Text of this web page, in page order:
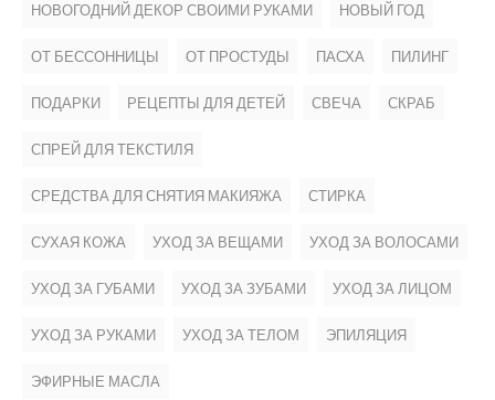
НОВОГОДНИЙ ДЕКОР СВОИМИ РУКАМИ НОВЫЙ ГОД
ОТ БЕССОННИЦЫ ОТ ПРОСТУДЫ ПАСХА ПИЛИНГ
ПОДАРКИ РЕЦЕПТЫ ДЛЯ ДЕТЕЙ СВЕЧА СКРАБ
СПРЕЙ ДЛЯ ТЕКСТИЛЯ
СРЕДСТВА ДЛЯ СНЯТИЯ МАКИЯЖА СТИРКА
СУХАЯ КОЖА УХОД ЗА ВЕЩАМИ УХОД ЗА ВОЛОСАМИ
УХОД ЗА ГУБАМИ УХОД ЗА ЗУБАМИ УХОД ЗА ЛИЦОМ
УХОД ЗА РУКАМИ УХОД ЗА ТЕЛОМ ЭПИЛЯЦИЯ
ЭФИРНЫЕ МАСЛА